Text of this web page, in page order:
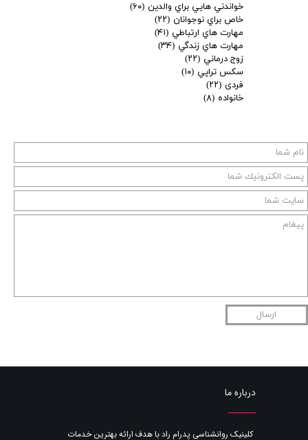
ارسال
خواندني هايي براي والدين (۶۰)
خاص براي نوجوانان (۲۲)
مهارت هاي ارتباطي (۴۱)
مهارت هاي زندگي (۳۴)
زوج درماني (۲۲)
سكس تراپي (۱۰)
فردی (۲۲)
خانواده (۸)
درباره ما
​کلینیک روانشناسی پدرام راد با هدف ارائه بهترین خدمات